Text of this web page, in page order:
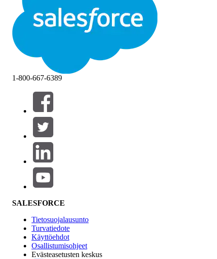
Sulje
Suodattimet (0)
VALITSE SUODATTIMET
Tuotealue
Ominaisuuden vaikutus
1-800-667-6389
SALESFORCE
Tietosuojalausunto
Turvatiedote
Käyttöehdot
Osallistumisohjeet
Evästeasetusten keskus